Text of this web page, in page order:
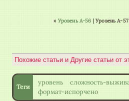
« Уровень А-56 | Уровень А-
уровень сложность-
формат-испорчено